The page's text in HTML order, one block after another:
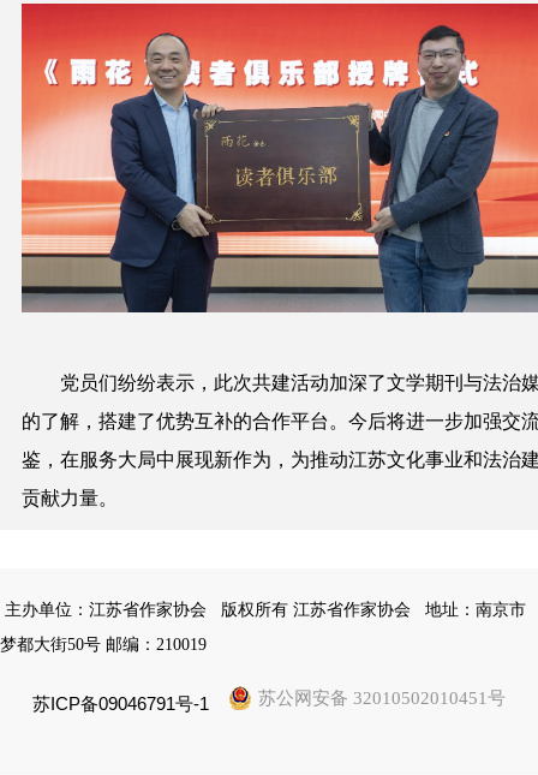
党员们纷纷表示，此次共建活动加深了文学期刊与法治
的了解，搭建了优势互补的合作平台。今后将进一步加强交
鉴，在服务大局中展现新作为，为推动江苏文化事业和法治
贡献力量。
主办单位：江苏省作家协会 版权所有 江苏省作家协会
地址：南京市
梦都大街50号 邮编：210019
苏ICP备09046791号-1 苏公网安备 32010502010451号